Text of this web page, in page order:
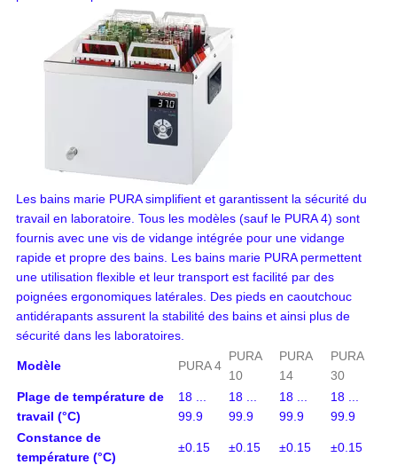
Les bains marie PURA simplifient et garantissent la sécurité du
travail en laboratoire. Tous les modèles (sauf le PURA 4) sont
fournis avec une vis de vidange intégrée pour une vidange
rapide et propre des bains. Les bains marie PURA permettent
une utilisation flexible et leur transport est facilité par des
poignées ergonomiques latérales. Des pieds en caoutchouc
antidérapants assurent la stabilité des bains et ainsi plus de
sécurité dans les laboratoires.
Modèle PURA 4
PURA
10
PURA
14
PURA
30
Plage de température de
travail (°C)
18 ...
99.9
18 ...
99.9
18 ...
99.9
18 ...
99.9
Constance de
température (°C)
±0.15 ±0.15 ±0.15 ±0.15